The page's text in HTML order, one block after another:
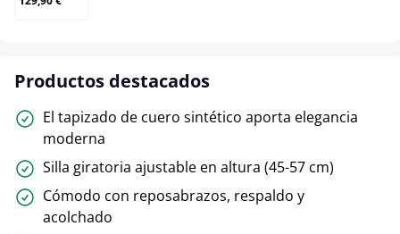
Productos destacados
El tapizado de cuero sintético aporta elegancia
moderna
Silla giratoria ajustable en altura (45-57 cm)
Cómodo con reposabrazos, respaldo y
acolchado